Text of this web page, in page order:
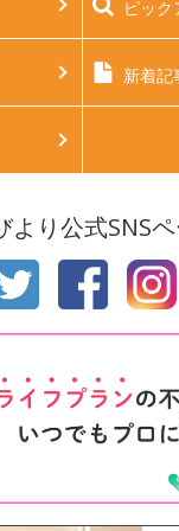
生後3ヶ月
生後5ヶ月
生後11ヶ月
4才
6才
ピック
新着記
より公式SNS